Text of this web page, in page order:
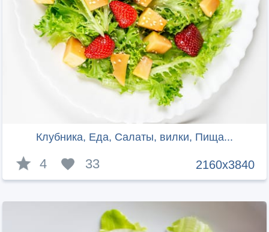
Клубника, Еда, Салаты, вилки, Пища...
2160x3840
4 33